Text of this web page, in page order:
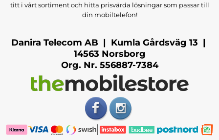
titt i vårt sortiment och hitta prisvärda lösningar som passar till
din mobiltelefon!
Danira Telecom AB | Kumla Gårdsväg 13 |
14563 Norsborg
Org. Nr. 556887-7384